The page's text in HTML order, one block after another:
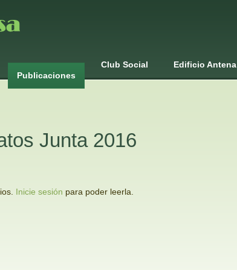
Publicaciones
Club Social Edificio Antena
Junta 2016
Inicie sesión para poder leerla.